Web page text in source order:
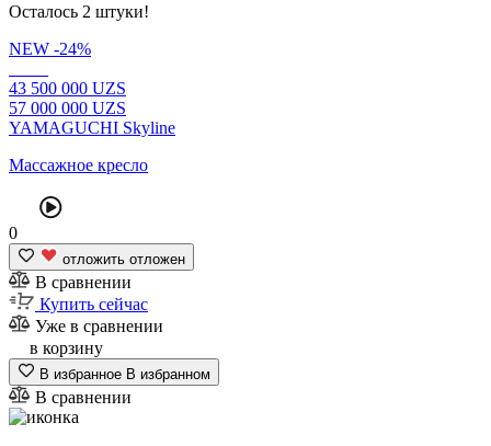
Осталось 2 штуки!
NEW -24%
43 500 000 UZS
57 000 000 UZS
YAMAGUCHI Skyline
Массажное кресло
0
отложить отложен
В сравнении
Купить сейчас
Уже в сравнении
в корзину
В избранное В избранном
В сравнении